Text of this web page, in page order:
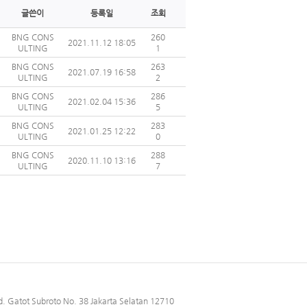
글쓴이 등록일 조회
BNG CONS
ULTING
2021.11.12 18:05
260
1
BNG CONS
ULTING
2021.07.19 16:58
263
2
BNG CONS
ULTING
2021.02.04 15:36
286
5
BNG CONS
ULTING
2021.01.25 12:22
283
0
BNG CONS
ULTING
2020.11.10 13:16
288
7
Gatot Subroto No. 38 Jakarta Selatan 12710